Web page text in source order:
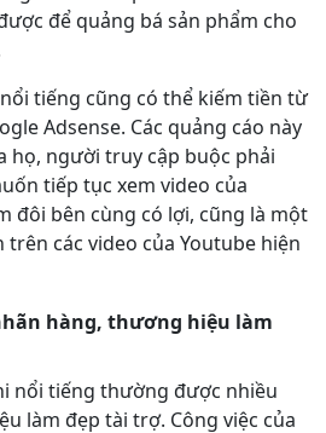
để quảng bá sản phẩm cho
tiếng cũng có thể kiếm tiền từ
Adsense. Các quảng cáo này
họ, người truy cập buộc phải
tiếp tục xem video của
đôi bên cùng có lợi, cũng là một
các video của Youtube hiện
hàng, thương hiệu làm
nổi tiếng thường được nhiều
làm đẹp tài trợ. Công việc của